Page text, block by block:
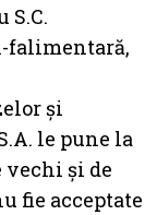
falimentară,
și
le pune la
și de
fie acceptate